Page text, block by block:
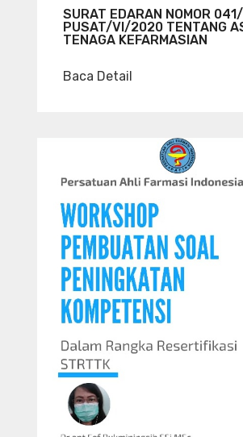
SURAT EDARAN NOMOR
PUSAT/VI/2020 TENTANG
TENAGA KEFARMASIAN
Baca Detail